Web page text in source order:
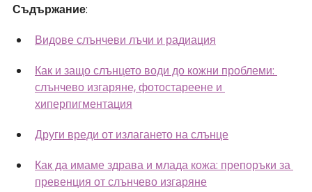
Съдържание:
Видове слънчеви лъчи и радиация
Как и защо слънцето води до кожни проблеми:
слънчево изгаряне, фотостареене и
хиперпигментация
Други вреди от излагането на слънце
Как да имаме здрава и млада кожа: препоръки за
превенция от слънчево изгаряне